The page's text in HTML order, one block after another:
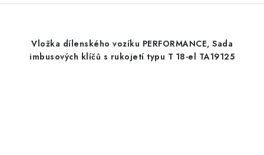
Vložka dílenského vozíku PERFORMANCE, Sada
imbusových klíčů s rukojetí typu T 18-el TA19125